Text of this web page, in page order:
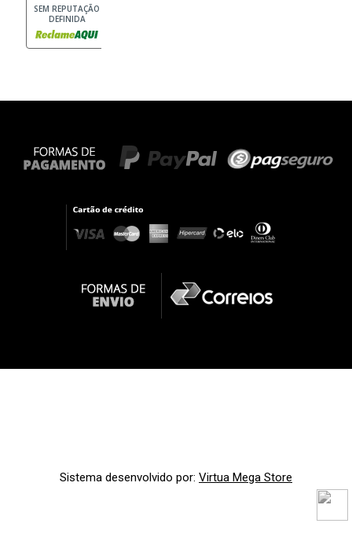
SEM REPUTAÇÃO
DEFINIDA
Sistema desenvolvido por: Virtua Mega Store